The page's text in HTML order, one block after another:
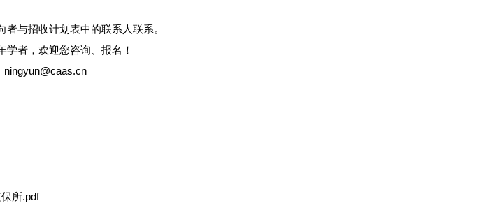
与招收计划表中的联系人联系。
者，欢迎您咨询、报名！
所.pdf